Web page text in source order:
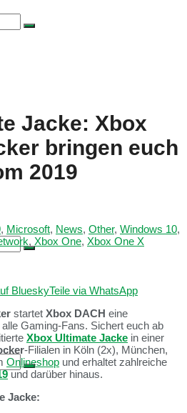
Jacke: Xbox
bringen euch
2019
, Microsoft, News, Other, Windows 10,
, Xbox One, Xbox One X
BlueskyTeile via WhatsApp
startet Xbox DACH eine
Gaming-Fans. Sichert euch ab
Xbox Ultimate Jacke in einer
-Filialen in Köln (2x), München,
Onlineshop und erhaltet zahlreiche
und darüber hinaus.
Jacke: